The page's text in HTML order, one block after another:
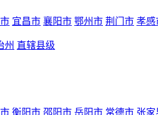
宜昌市 襄阳市 鄂州市 荆门市 孝感
州 直辖县级
衡阳市 邵阳市 岳阳市 常德市 张家